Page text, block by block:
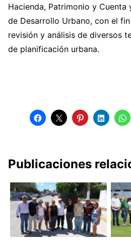
Hacienda, Patrimonio y Cuenta
de Desarrollo Urbano, con el
revisión y análisis de diversos
de planificación urbana.
Publicaciones